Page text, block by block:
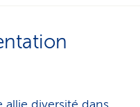
diversité dans